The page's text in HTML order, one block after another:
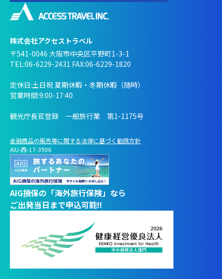
株式会社アクセストラベル
〒541-0046 大阪市中央区平野町1-3-1
TEL:06-6229-2431 FAX:06-6229-1820
定休日:土日祝 夏期休暇・冬期休暇（随時）
営業時間:9:00-17:40
観光庁長官登録 一般旅行業 第1-1175号
金融商品の販売等に関する法律に基づく勧誘方針
AIU-西-17-3906
AIG損保の「海外旅行保険」なら
ご出発当日まで申込可能!!